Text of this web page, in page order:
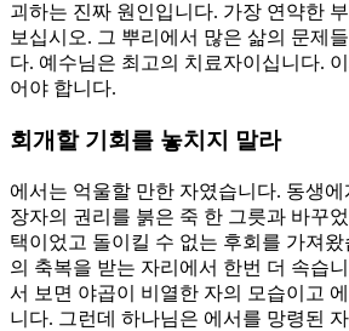
괴하는 진짜 원인입니다. 가장 연약한
보십시오. 그 뿌리에서 많은 삶의 문제
다. 예수님은 최고의 치료자이십니다.
어야 합니다.
회개할 기회를 놓치지 말라
에서는 억울할 만한 자였습니다. 동생
장자의 권리를 붉은 죽 한 그릇과 바꾸
택이었고 돌이킬 수 없는 후회를 가져왔
의 축복을 받는 자리에서 한번 더 속습
서 보면 야곱이 비열한 자의 모습이고
니다. 그런데 하나님은 에서를 망령된